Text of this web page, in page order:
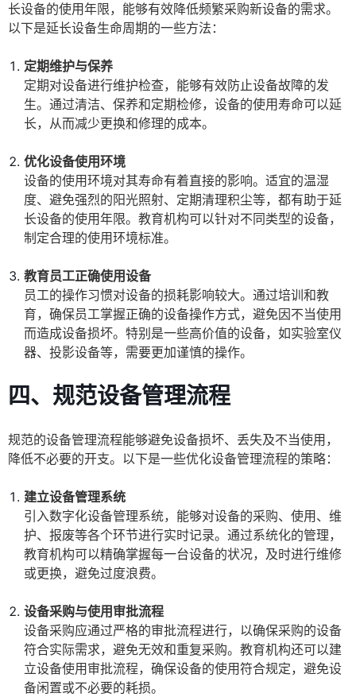
长设备的使用年限，能够有效降低频繁采购新设备的需求。
以下是延长设备生命周期的一些方法：
定期维护与保养
定期对设备进行维护检查，能够有效防止设备故障的发
生。通过清洁、保养和定期检修，设备的使用寿命可以延
长，从而减少更换和修理的成本。
优化设备使用环境
设备的使用环境对其寿命有着直接的影响。适宜的温湿
度、避免强烈的阳光照射、定期清理积尘等，都有助于延
长设备的使用年限。教育机构可以针对不同类型的设备，
制定合理的使用环境标准。
教育员工正确使用设备
员工的操作习惯对设备的损耗影响较大。通过培训和教
育，确保员工掌握正确的设备操作方式，避免因不当使用
而造成设备损坏。特别是一些高价值的设备，如实验室仪
器、投影设备等，需要更加谨慎的操作。
四、规范设备管理流程
规范的设备管理流程能够避免设备损坏、丢失及不当使用，
降低不必要的开支。以下是一些优化设备管理流程的策略：
建立设备管理系统
引入数字化设备管理系统，能够对设备的采购、使用、维
护、报废等各个环节进行实时记录。通过系统化的管理，
教育机构可以精确掌握每一台设备的状况，及时进行维修
或更换，避免过度浪费。
设备采购与使用审批流程
设备采购应通过严格的审批流程进行，以确保采购的设备
符合实际需求，避免无效和重复采购。教育机构还可以建
立设备使用审批流程，确保设备的使用符合规定，避免设
备闲置或不必要的耗损。